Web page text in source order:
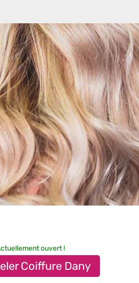
ouvert !
Coiffure Dany